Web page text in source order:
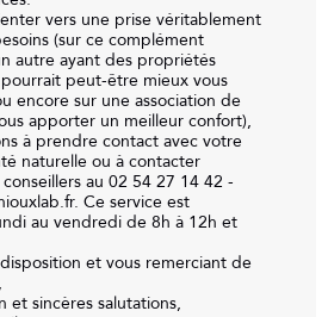
vers une prise véritablement
(sur ce complément
autre ayant des propriétés
peut-être mieux vous
encore sur une association de
apporter un meilleur confort),
à prendre contact avec votre
naturelle ou à contacter
au 02 54 27 14 42 -
Ce service est
au vendredi de 8h à 12h et
et vous remerciant de
et sincères salutations,